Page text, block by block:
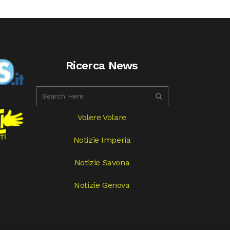
Ricerca News
Volere Volare
Notizie Imperia
Notizie Savona
Notizie Genova